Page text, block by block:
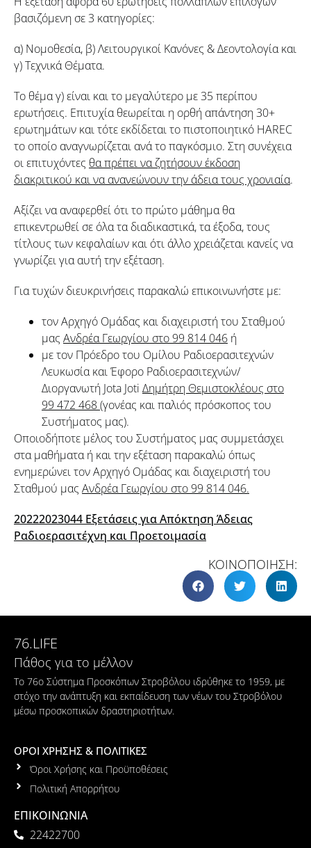
βασιζόμενη σε 3 κατηγορίες:
α) Νομοθεσία, β) Λειτουργικοί Κανόνες & Δεοντολογία και
γ) Τεχνικά Θέματα.
Το θέμα γ) είναι και το μεγαλύτερο με 35 περίπου
ερωτήσεις. Επιτυχία θεωρείται η ορθή απάντηση 30+
ερωτημάτων και τότε εκδίδεται το πιστοποιητικό HAREC
το οποίο αναγνωρίζεται ανά το παγκόσμιο. Στη συνέχεια
οι επιτυχόντες θα πρέπει να ζητήσουν έκδοση
διακριτικού και να ανανεώνουν την άδεια τους χρονιαία.
Αξίζει να αναφερθεί ότι το πρώτο μάθημα θα
επικεντρωθεί σε όλα τα διαδικαστικά, τα έξοδα, τους
τίτλους των κεφαλαίων και ότι άλλο χρειάζεται κανείς να
γνωρίζει για αυτή την εξέταση.
Για τυχών διευκρινήσεις παρακαλώ επικοινωνήστε με:
τον Αρχηγό Ομάδας και διαχειριστή του Σταθμού
μας Ανδρέα Γεωργίου στο 99 814 046 ή
με τον Πρόεδρο του Ομίλου Ραδιοερασιτεχνών
Λευκωσία και Έφορο Ραδιοερασιτεχνών/
Διοργανωτή Jota Joti Δημήτρη Θεμιστοκλέους στο
99 472 468(γονέας και παλιός πρόσκοπος του
Συστήματος μας).
Οποιοδήποτε μέλος του Συστήματος μας συμμετάσχει
στα μαθήματα ή και την εξέταση παρακαλώ όπως
ενημερώνει τον Αρχηγό Ομάδας και διαχειριστή του
Σταθμού μας Ανδρέα Γεωργίου στο 99 814 046.
20222023044 Εξετάσεις για Απόκτηση Άδειας
Ραδιοερασιτέχνη και Προετοιμασία
ΚΟΙΝΟΠΟΙΗΣΗ:
76.LIFE
Πάθος για το μέλλον
Το 76ο Σύστημα Προσκόπων Στροβόλου ιδρύθηκε το 1959, με
στόχο την ανάπτυξη και εκπαίδευση των νέων του Στροβόλου
μέσω προσκοπικών δραστηριοτήτων.
ΟΡΟΙ ΧΡΗΣΗΣ & ΠΟΛΙΤΙΚΕΣ
Όροι Χρήσης και Προϋποθέσεις
Πολιτική Απορρήτου
ΕΠΙΚΟΙΝΩΝΙΑ
22422700